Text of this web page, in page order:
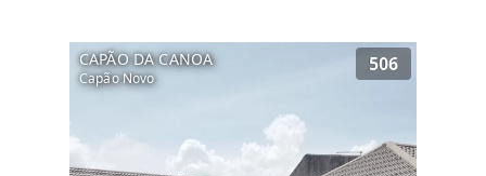
CAPÃO DA CANOA
Capão Novo
506